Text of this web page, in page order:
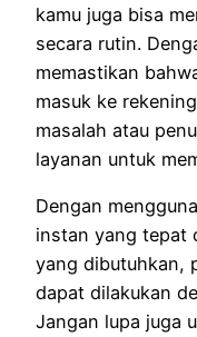
kamu juga bisa
secara rutin.
memastikan
masuk ke
masalah atau
layanan untuk
Dengan
instan yang tepat
yang dibutuhkan,
dapat dilakukan
Jangan lupa juga